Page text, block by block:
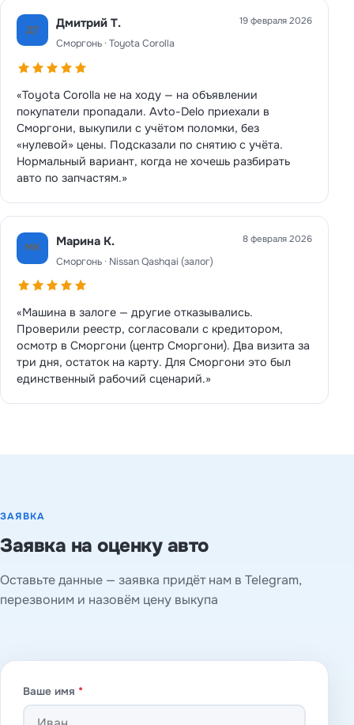
ДТ Дмитрий Т.
Сморгонь · Toyota Corolla
19 февраля 2026
«Toyota Corolla не на ходу — на объявлении
покупатели пропадали. Avto-Delo приехали в
Сморгони, выкупили с учётом поломки, без
«нулевой» цены. Подсказали по снятию с учёта.
Нормальный вариант, когда не хочешь разбирать
авто по запчастям.»
МК Марина К.
Сморгонь · Nissan Qashqai (залог)
8 февраля 2026
«Машина в залоге — другие отказывались.
Проверили реестр, согласовали с кредитором,
осмотр в Сморгони (центр Сморгони). Два визита за
три дня, остаток на карту. Для Сморгони это был
единственный рабочий сценарий.»
ЗАЯВКА
Заявка на оценку авто
Оставьте данные — заявка придёт нам в Telegram,
перезвоним и назовём цену выкупа
Ваше имя *